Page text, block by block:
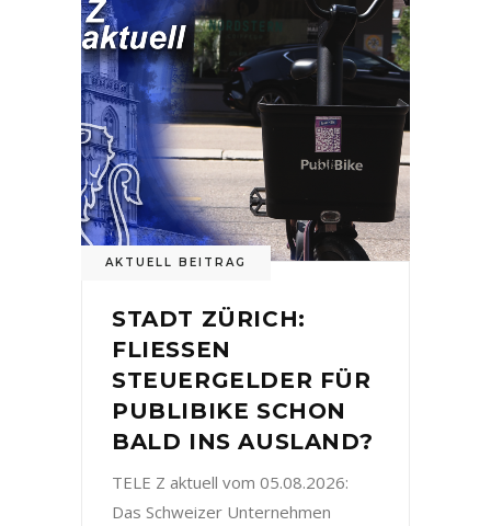
AKTUELL BEITRAG
STADT ZÜRICH:
FLIESSEN
STEUERGELDER FÜR
PUBLIBIKE SCHON
BALD INS AUSLAND?
TELE Z aktuell vom 05.08.2026:
Das Schweizer Unternehmen